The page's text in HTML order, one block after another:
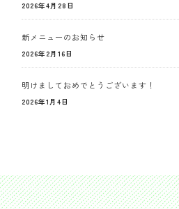
2026年4月28日
新メニューのお知らせ
2026年2月16日
明けましておめでとうございます！
2026年1月4日